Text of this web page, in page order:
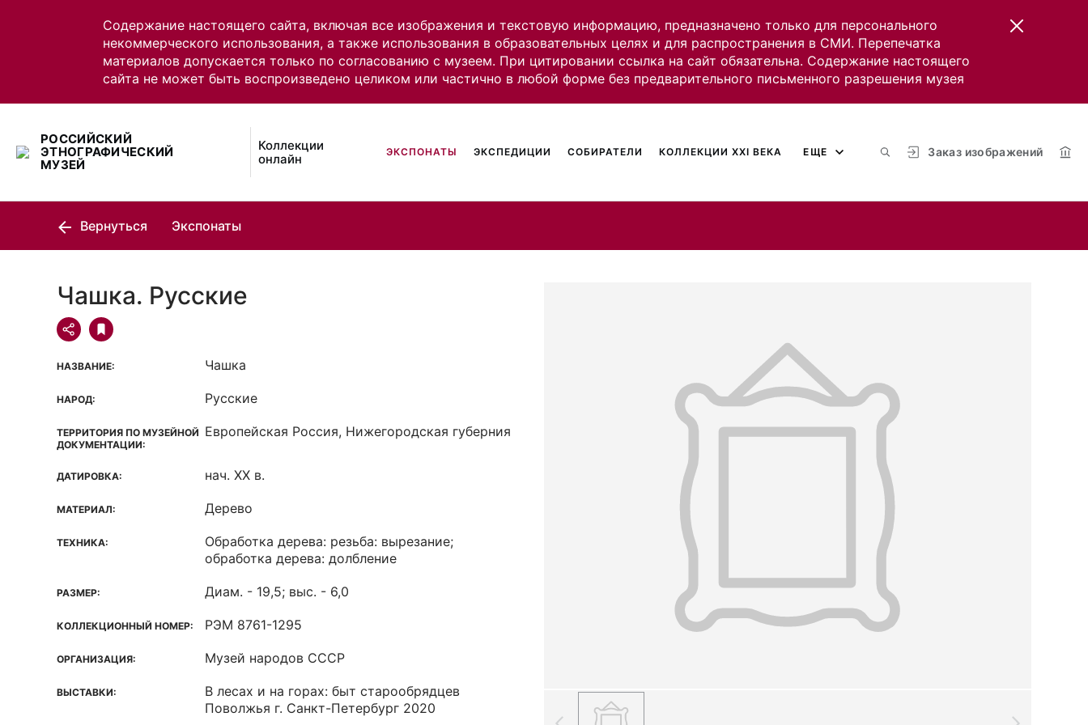
Содержание настоящего сайта, включая все изображения и текстовую информацию, предназначено только для персонального
некоммерческого использования, а также использования в образовательных целях и для распространения в СМИ. Перепечатка
материалов допускается только по согласованию с музеем. При цитировании ссылка на сайт обязательна. Содержание настоящего
сайта не может быть воспроизведено целиком или частично в любой форме без предварительного письменного разрешения музея
РОССИЙСКИЙ
ЭТНОГРАФИЧЕСКИЙ
МУЗЕЙ
Коллекции
онлайн
Заказ изображений
ЭКСПОНАТЫ ЭКСПЕДИЦИИ СОБИРАТЕЛИ КОЛЛЕКЦИИ XXI ВЕКА ЕЩЕ
Вернуться Экспонаты
Чашка. Русские
НАЗВАНИЕ: Чашка
НАРОД: Русские
ТЕРРИТОРИЯ ПО МУЗЕЙНОЙ
ДОКУМЕНТАЦИИ:
Европейская Россия, Нижегородская губерния
ДАТИРОВКА: нач. ХХ в.
МАТЕРИАЛ: Дерево
ТЕХНИКА:
Обработка дерева: резьба: вырезание;
обработка дерева: долбление
РАЗМЕР: Диам. - 19,5; выс. - 6,0
КОЛЛЕКЦИОННЫЙ НОМЕР: РЭМ 8761-1295
ОРГАНИЗАЦИЯ: Музей народов СССР
ВЫСТАВКИ:
В лесах и на горах: быт старообрядцев
Поволжья г. Санкт-Петербург 2020